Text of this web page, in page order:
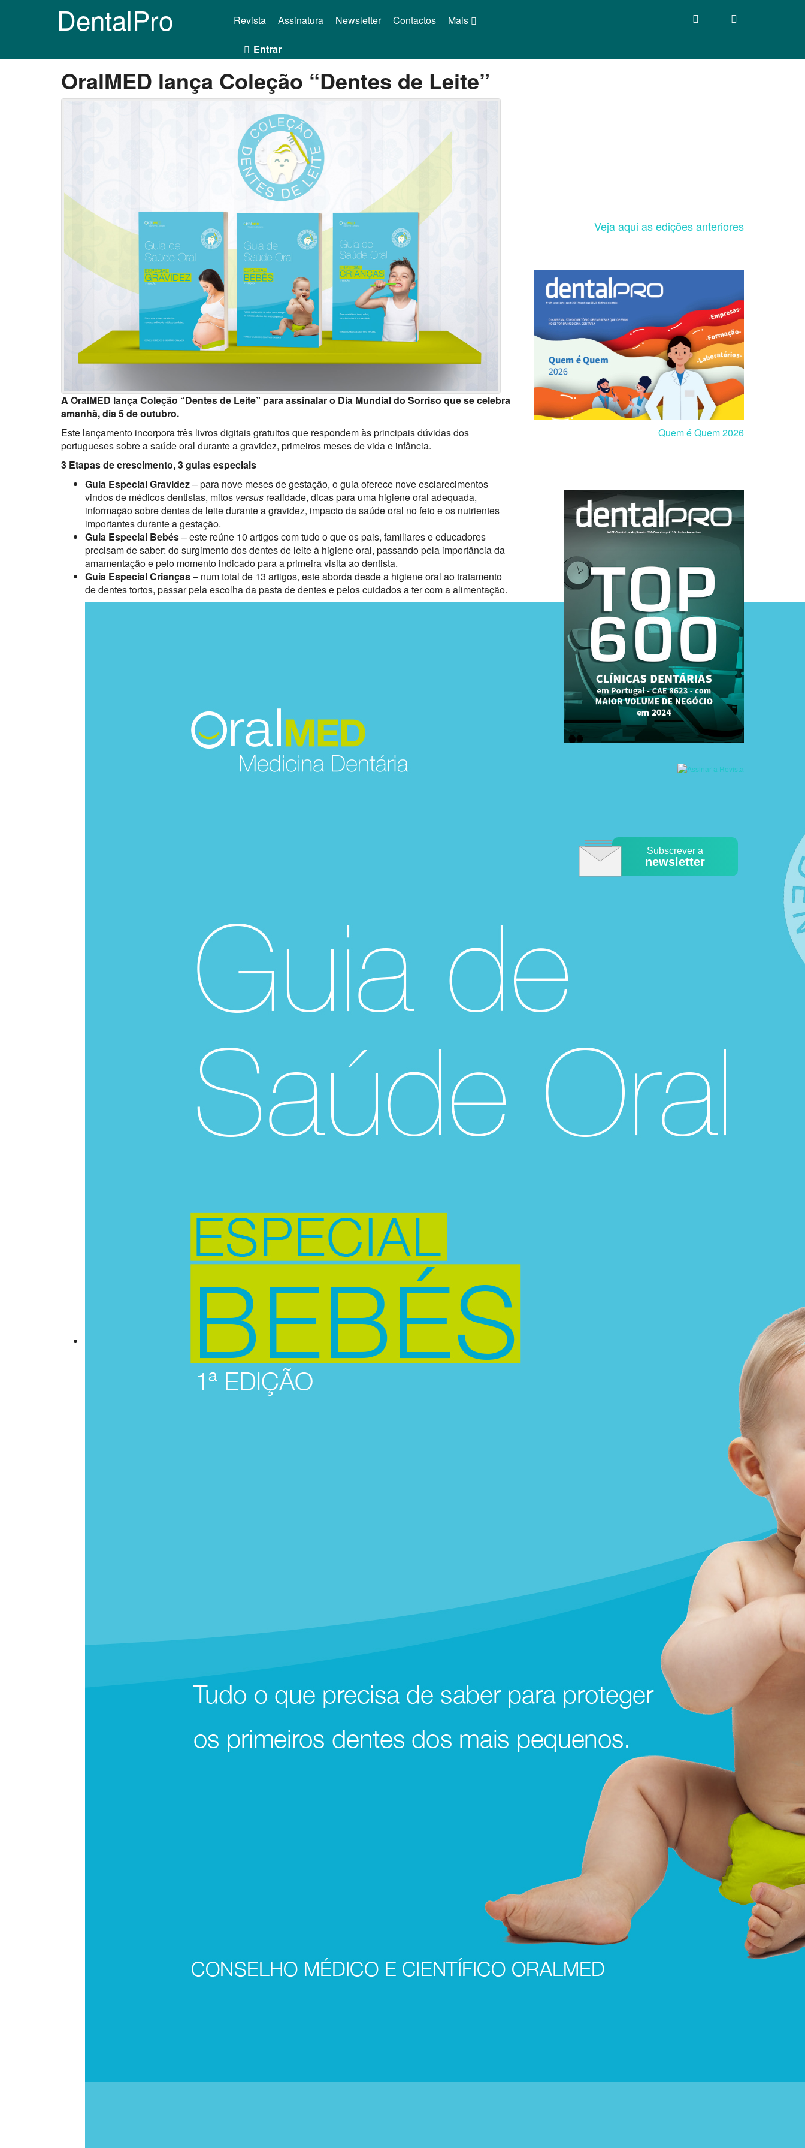
DentalPro Mais
Revista Assinatura Newsletter Contactos
Entrar
OralMED lança Coleção “Dentes de Leite”
A OralMED lança Coleção “Dentes de Leite” para assinalar o Dia Mundial do Sorriso que se celebra
amanhã, dia 5 de outubro.
Este lançamento incorpora três livros digitais gratuitos que respondem às principais dúvidas dos
portugueses sobre a saúde oral durante a gravidez, primeiros meses de vida e infância.
3 Etapas de crescimento, 3 guias especiais
Guia Especial Gravidez– para nove meses de gestação, o guia oferece nove esclarecimentos
vindos de médicos dentistas, mitos versus realidade, dicas para uma higiene oral adequada,
informação sobre dentes de leite durante a gravidez, impacto da saúde oral no feto e os nutrientes
importantes durante a gestação.
Guia Especial Bebés– este reúne 10 artigos com tudo o que os pais, familiares e educadores
precisam de saber: do surgimento dos dentes de leite à higiene oral, passando pela importância da
amamentação e pelo momento indicado para a primeira visita ao dentista.
Guia Especial Crianças– num total de 13 artigos, este aborda desde a higiene oral ao tratamento
de dentes tortos, passar pela escolha da pasta de dentes e pelos cuidados a ter com a alimentação.
Veja aqui as edições anteriores
Quem é Quem 2026
Subscrever a
newsletter